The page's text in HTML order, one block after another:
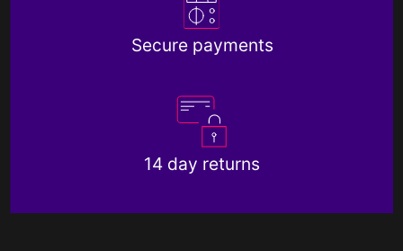
Secure payments
14 day returns